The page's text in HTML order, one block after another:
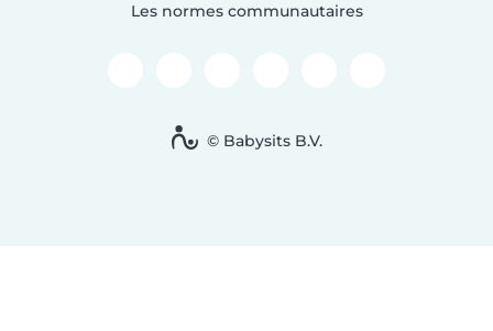
Les normes communautaires
© Babysits B.V.